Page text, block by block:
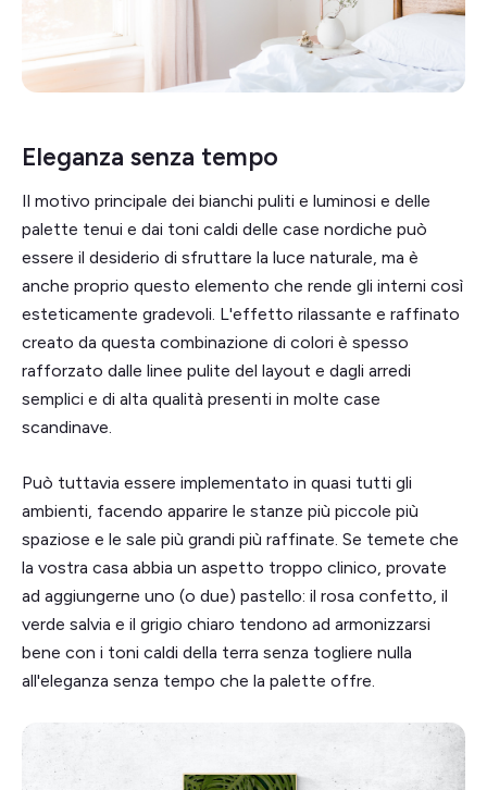
Eleganza senza tempo
Il motivo principale dei bianchi puliti e luminosi e delle
palette tenui e dai toni caldi delle case nordiche può
essere il desiderio di sfruttare la luce naturale, ma è
anche proprio questo elemento che rende gli interni così
esteticamente gradevoli. L'effetto rilassante e raffinato
creato da questa combinazione di colori è spesso
rafforzato dalle linee pulite del layout e dagli arredi
semplici e di alta qualità presenti in molte case
scandinave.
Può tuttavia essere implementato in quasi tutti gli
ambienti, facendo apparire le stanze più piccole più
spaziose e le sale più grandi più raffinate. Se temete che
la vostra casa abbia un aspetto troppo clinico, provate
ad aggiungerne uno (o due) pastello: il rosa confetto, il
verde salvia e il grigio chiaro tendono ad armonizzarsi
bene con i toni caldi della terra senza togliere nulla
all'eleganza senza tempo che la palette offre.